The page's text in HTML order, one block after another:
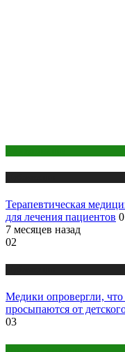
Терапевтическая
для лечения пациентов
7 месяцев назад
02
Медики опровергли,
просыпаются от
03